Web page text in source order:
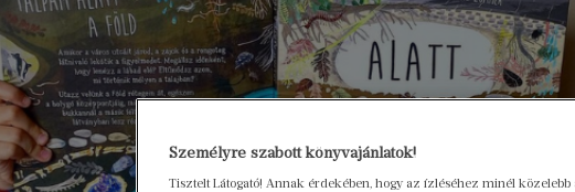
Személyre szabott könyvajánlatok!
Tisztelt Látogató! Annak érdekében, hogy az ízléséhez minél